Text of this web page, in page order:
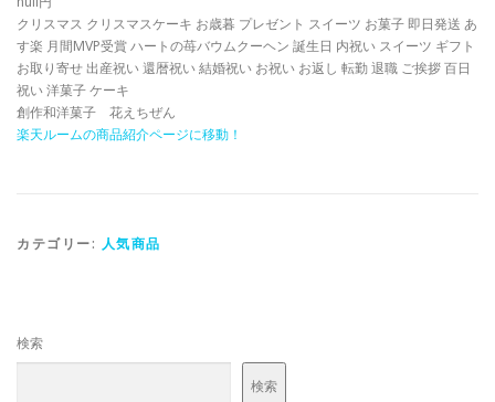
クリスマス クリスマスケーキ お歳暮 プレゼント スイーツ お菓子 即日発送 あ
す楽 月間MVP受賞 ハートの苺バウムクーヘン 誕生日 内祝い スイーツ ギフト
お取り寄せ 出産祝い 還暦祝い 結婚祝い お祝い お返し 転勤 退職 ご挨拶 百日
祝い 洋菓子 ケーキ
創作和洋菓子 花えちぜん
楽天ルームの商品紹介ページに移動！
カテゴリー: 人気商品
検索
検索